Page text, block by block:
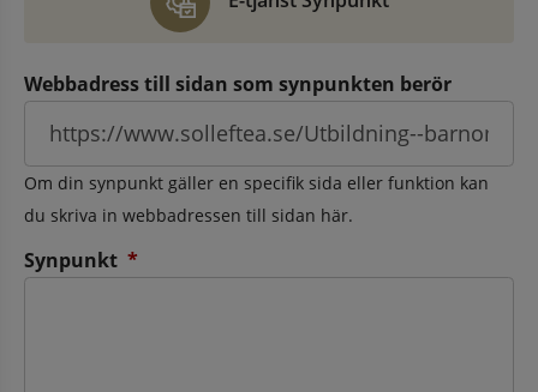
Webbadress till sidan som synpunkten berör
Om din synpunkt gäller en specifik sida eller funktion kan
du skriva in webbadressen till sidan här.
Synpunkt *